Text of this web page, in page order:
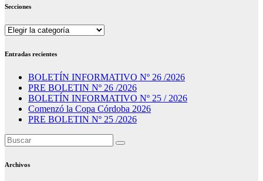
Secciones
Secciones
Entradas recientes
BOLETÍN INFORMATIVO Nº 26 /2026
PRE BOLETIN Nº 26 /2026
BOLETÍN INFORMATIVO Nº 25 / 2026
Comenzó la Copa Córdoba 2026
PRE BOLETIN Nº 25 /2026
Archivos